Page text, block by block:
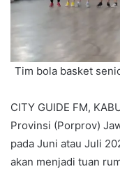
Tim bola basket
CITY GUIDE FM,
Provinsi (Porprov)
pada Juni atau Juli
akan menjadi tuan